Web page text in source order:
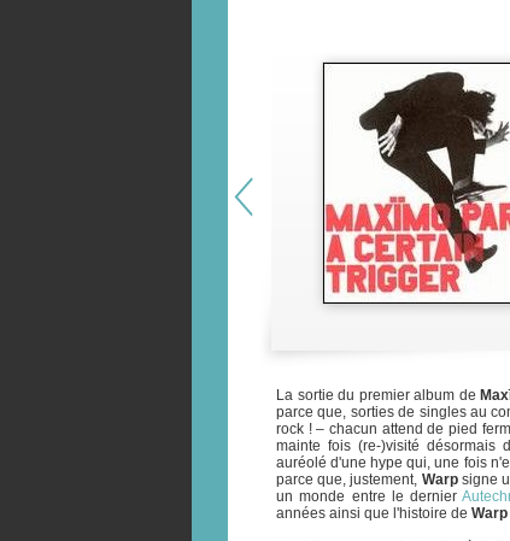
La sortie du premier album de
parce que, sorties de singles au
rock ! – chacun attend de pied
mainte fois (re-)visité désormais
auréolé d'une hype qui, une fois
parce que, justement, Warpsigne
un monde entre le dernier
années ainsi que l'histoire de Warp